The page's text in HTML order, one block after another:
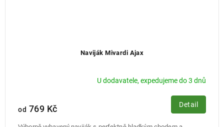
Naviják Mivardi Ajax
U dodavatele, expedujeme do 3 dnů
od 769 Kč Detail